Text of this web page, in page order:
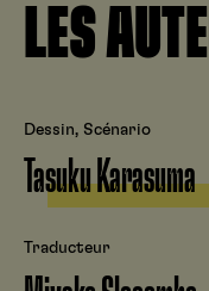
LES
Dessin, Scénario
Tasuku Karasuma
Traducteur